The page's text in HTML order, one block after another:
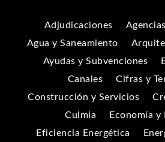
Adjudicaciones
Agua y Saneamiento
Ayudas y Subvenciones
Canales
Cifras y
Construcción y Servicios
Culmia
Economía y
Eficiencia Energética